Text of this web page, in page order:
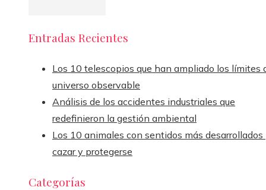
Entradas Recientes
Los 10 telescopios que han ampliado los límites
universo observable
Análisis de los accidentes industriales que
redefinieron la gestión ambiental
Los 10 animales con sentidos más desarrollados
cazar y protegerse
Categorías